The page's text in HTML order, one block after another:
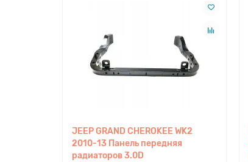
JEEP GRAND CHEROKEE WK2
2010-13 Панель передняя
радиаторов 3.0D